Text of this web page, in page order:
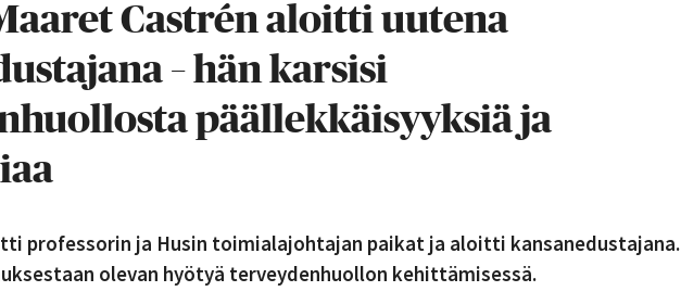
Castrén aloitti uutena
– hän karsisi
päällekkäisyyksiä ja
professorin ja Husin toimialajohtajan paikat ja aloitti kansanedustajana.
olevan hyötyä terveydenhuollon kehittämisessä.